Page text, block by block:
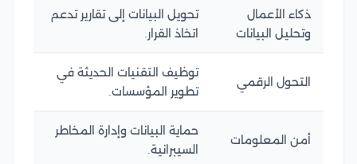
ذكاء الأعمال
وتحليل البيانات
تحويل البيانات إلى تقارير تدعم
اتخاذ القرار.
التحول الرقمي
توظيف التقنيات الحديثة في
تطوير المؤسسات.
أمن المعلومات
حماية البيانات وإدارة المخاطر
السيبرانية.